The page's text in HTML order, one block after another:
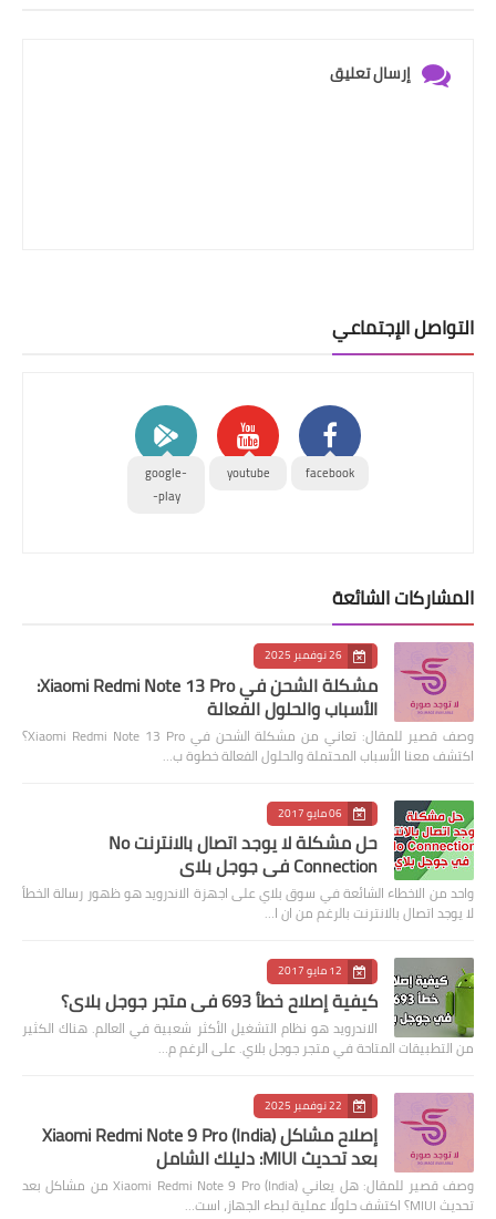
إرسال تعليق
التواصل الإجتماعي
facebook
youtube
google-
play-
المشاركات الشائعة
26 نوفمبر 2025
مشكلة الشحن في Xiaomi Redmi Note 13 Pro:
الأسباب والحلول الفعالة
وصف قصير للمقال: تعاني من مشكلة الشحن في Xiaomi Redmi Note 13 Pro؟
اكتشف معنا الأسباب المحتملة والحلول الفعالة خطوة ب…
06 مايو 2017
حل مشكلة لا يوجد اتصال بالانترنت No
Connection في جوجل بلاي
واحد من الاخطاء الشائعة في سوق بلاي على اجهزة الاندرويد هو ظهور رسالة الخطأ
لا يوجد اتصال بالانترنت بالرغم من ان ا…
12 مايو 2017
كيفية إصلاح خطأ 693 في متجر جوجل بلاي؟
الاندرويد هو نظام التشغيل الأكثر شعبية في العالم. هناك الكثير
من التطبيقات المتاحة في متجر جوجل بلاي. على الرغم م…
22 نوفمبر 2025
إصلاح مشاكل Xiaomi Redmi Note 9 Pro (India)
بعد تحديث MIUI: دليلك الشامل
وصف قصير للمقال: هل يعاني Xiaomi Redmi Note 9 Pro (India) من مشاكل بعد
تحديث MIUI؟ اكتشف حلولًا عملية لبطء الجهاز، است…